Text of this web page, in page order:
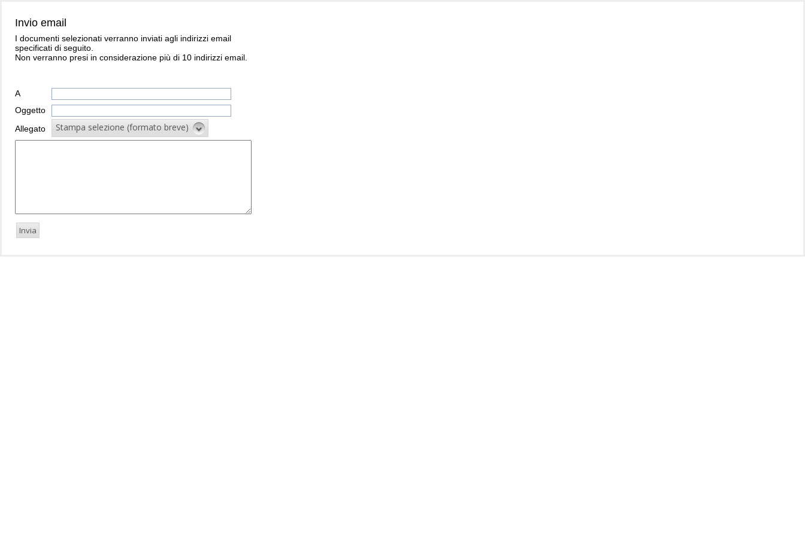
Invio email
I documenti selezionati verranno inviati agli indirizzi email
specificati di seguito.
Non verranno presi in considerazione più di 10 indirizzi email.
A
Oggetto
Allegato
Stampa selezione (formato breve)